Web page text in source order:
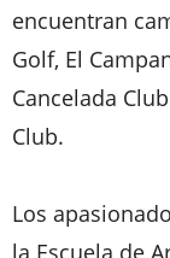
encuentran
Golf, El
Cancelada
Club.
Los
la Escuela de